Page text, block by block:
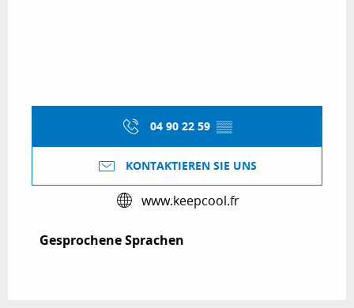
04 90 22 59 ▒▒
KONTAKTIEREN SIE UNS
www.keepcool.fr
Gesprochene Sprachen
Gesprochene Sprachen